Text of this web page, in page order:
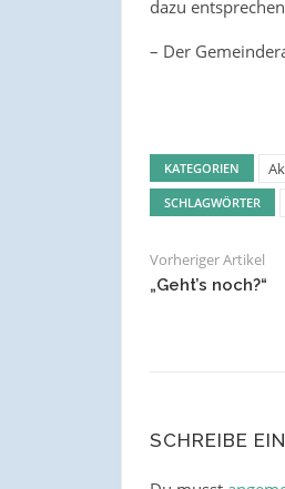
dazu
– Der
KATEGORIEN
SCHLAGWÖRTER
Vorheriger Artikel
„Geht’s noch?“
SCHREIBE